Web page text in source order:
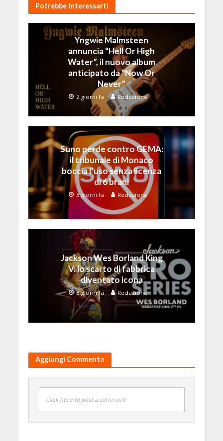
Potrebbe Interessarti
Yngwie Malmsteen
annuncia “Hell Or High
Water”, il nuovo album
anticipato da “Now Or
Never”
2 giorni fa Redazione
Suno perde contro GEMA:
il tribunale di Monaco
boccia l’uso senza licenza
di 6 brani
3 giorni fa Redazione
Jackson Wes Borland King
V: lo scarto di fabbrica
diventato icona
3 giorni fa Redazione
Aggiungi Commento
Click here to post a comment